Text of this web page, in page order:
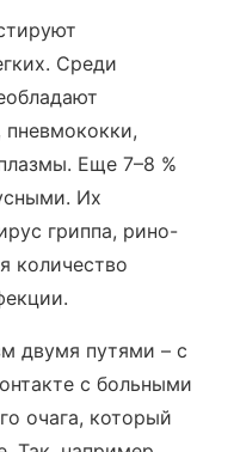
Среди
пневмококки,
Еще 7–8 %
Их
гриппа, рино-
количество
двумя путями – с
с больными
очага, который